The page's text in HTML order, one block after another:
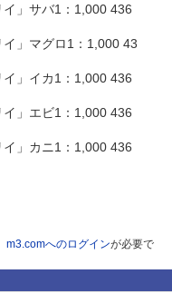
」サバ1：1,000 436
」マグロ1：1,000 43
」イカ1：1,000 436
」エビ1：1,000 436
」カニ1：1,000 436
m3.comへのログインが必要で